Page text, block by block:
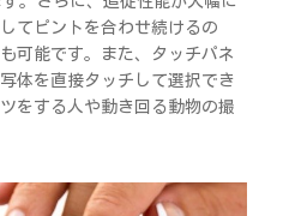
てピントを合わせ続けるの
可能です。また、タッチパネ
体を直接タッチして選択でき
をする人や動き回る動物の撮